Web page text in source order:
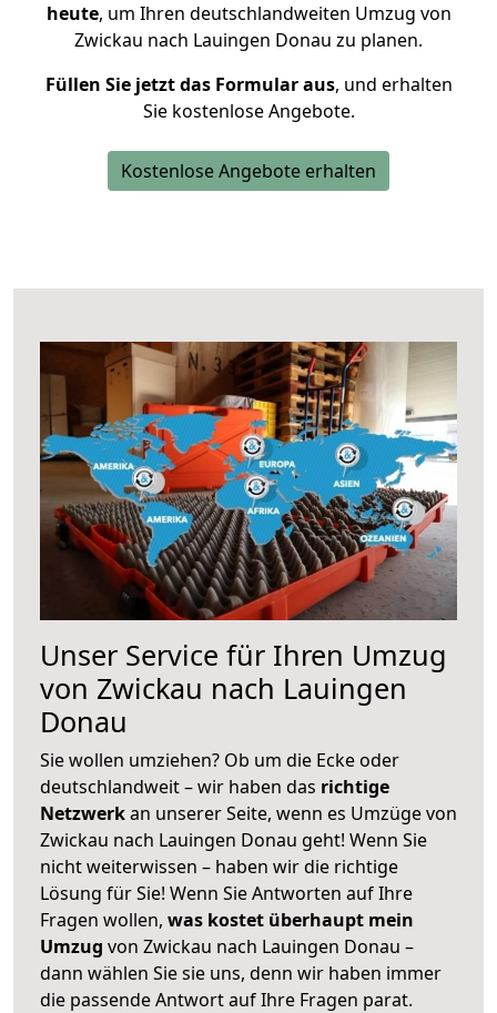
heute, um Ihren deutschlandweiten Umzug von
Zwickau nach Lauingen Donau zu planen.
Füllen Sie jetzt das Formular aus, und erhalten
Sie kostenlose Angebote.
Kostenlose Angebote erhalten
Unser Service für Ihren Umzug
von Zwickau nach Lauingen
Donau
Sie wollen umziehen? Ob um die Ecke oder
deutschlandweit – wir haben das richtige
Netzwerkan unserer Seite, wenn es Umzüge von
Zwickau nach Lauingen Donau geht! Wenn Sie
nicht weiterwissen – haben wir die richtige
Lösung für Sie! Wenn Sie Antworten auf Ihre
Fragen wollen, was kostet überhaupt mein
Umzug von Zwickau nach Lauingen Donau –
dann wählen Sie sie uns, denn wir haben immer
die passende Antwort auf Ihre Fragen parat.